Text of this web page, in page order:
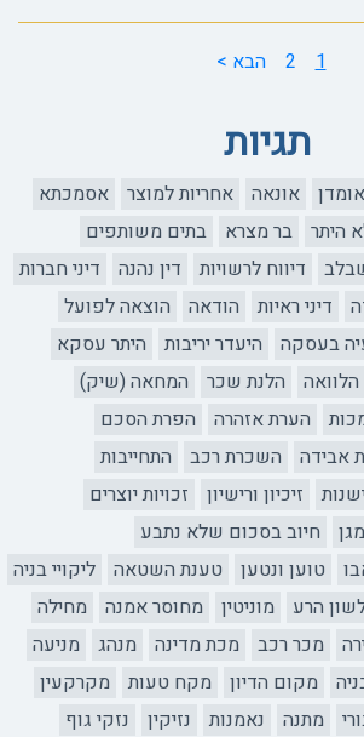
1
2 הבא >
תגיות
אומדן אונאה אחריות למוצר
אסמכתא
היתר בר מצרא
בתים משותפים
דיווח לרשויות דין נהנה
דיני חברות
דיני ראיות הודאה
הוצאה לפועל
בעסקה היעדר יריבות
היתר עסקא
הלוואה הלנת שכר
המחאה (שיק)
הערת אזהרה
הפרת הסכם
אבידה השכרת רכב
התחייבות
זיכיון ורישיון
זכויות יוצרים
חיוב בסכום שלא נתבע
טוען ונטען טענת השטאה
ליקויי בניה
הרע מוניטין מחוסר אמנה
מחילה
מכר רכב מכת מדינה מנהג
מניעה
מקום הדיון מקח טעות
מקרקעין
מתנה נאמנות נזיקין
נזקי גוף